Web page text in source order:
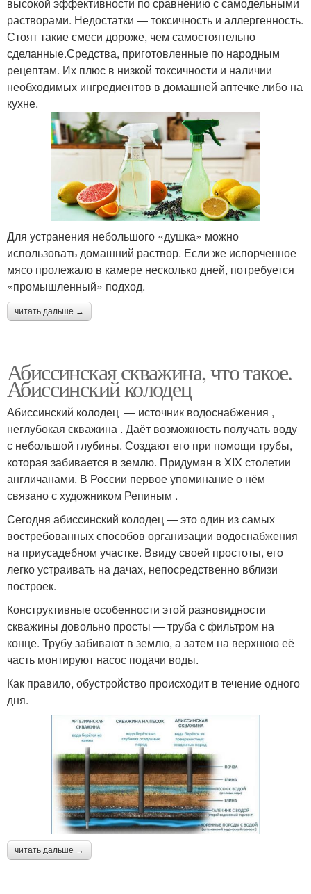
растворами. Недостатки — токсичность и аллергенность.
Стоят такие смеси дороже, чем самостоятельно
сделанные.Средства, приготовленные по народным
рецептам. Их плюс в низкой токсичности и наличии
необходимых ингредиентов в домашней аптечке либо на
кухне.
Для устранения небольшого «душка» можно
использовать домашний раствор. Если же испорченное
мясо пролежало в камере несколько дней, потребуется
«промышленный» подход.
читать дальше →
Абиссинская скважина, что такое.
Абиссинский колодец
Абиссинский колодец — источник водоснабжения ,
неглубокая скважина . Даёт возможность получать воду
с небольшой глубины. Создают его при помощи трубы,
которая забивается в землю. Придуман в XIX столетии
англичанами. В России первое упоминание о нём
связано с художником Репиным .
Сегодня абиссинский колодец — это один из самых
востребованных способов организации водоснабжения
на приусадебном участке. Ввиду своей простоты, его
легко устраивать на дачах, непосредственно вблизи
построек.
Конструктивные особенности этой разновидности
скважины довольно просты — труба с фильтром на
конце. Трубу забивают в землю, а затем на верхнюю её
часть монтируют насос подачи воды.
Как правило, обустройство происходит в течение одного
дня.
читать дальше →